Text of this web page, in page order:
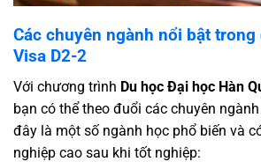
Các chuyên ngành nổi bật
Visa D2-2
Với chương trình Du học Đại học Hàn
bạn có thể theo đuổi các chuyên
đây là một số ngành học phổ biến và
nghiệp cao sau khi tốt nghiệp: